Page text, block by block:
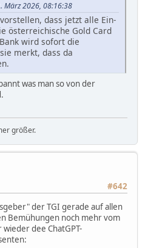
März 2026, 08:16:38
dass jetzt alle Ein-
österreichische Gold Card
wird sofort die
merkt, dass da
was man so von der
größer.
#642
der TGI gerade auf allen
Bemühungen noch mehr vom
dee ChatGPT-